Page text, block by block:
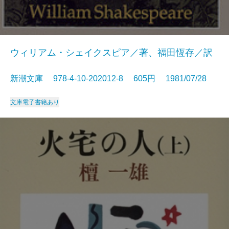
ウィリアム・シェイクスピア／著、福田恆存／訳
新潮文庫 978-4-10-202012-8 605円 1981/07/28
文庫電子書籍あり